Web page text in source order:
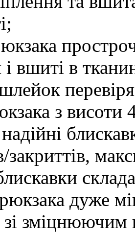
і вшиті в
з висоти
закриттів,
дуже
зі